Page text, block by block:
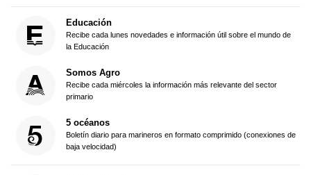
Educación
Recibe cada lunes novedades e información útil sobre el mundo de
la Educación
Somos Agro
Recibe cada miércoles la información más relevante del sector
primario
5 océanos
Boletín diario para marineros en formato comprimido (conexiones de
baja velocidad)